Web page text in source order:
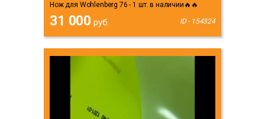
Нож для Wohlenberg 76 - 1 шт. в наличии🔥🔥
31 000 руб. ID - 154324